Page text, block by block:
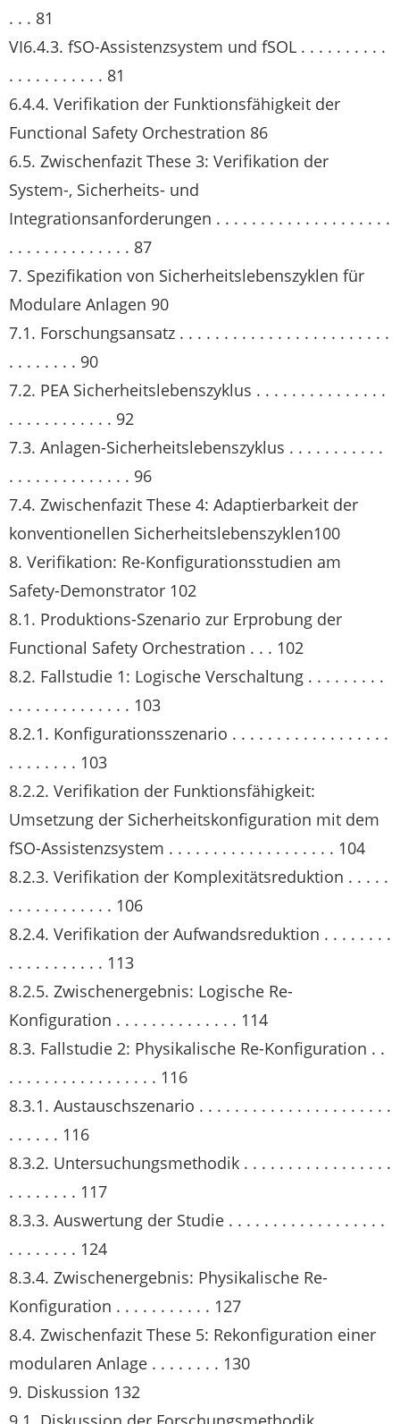
. . . 81
VI6.4.3. fSO-Assistenzsystem und fSOL . . . . . . . . . .
. . . . . . . . . . . 81
6.4.4. Verifikation der Funktionsfähigkeit der
Functional Safety Orchestration 86
6.5. Zwischenfazit These 3: Verifikation der
System-, Sicherheits- und
Integrationsanforderungen . . . . . . . . . . . . . . . . . . . .
. . . . . . . . . . . . . . 87
7. Spezifikation von Sicherheitslebenszyklen für
Modulare Anlagen 90
7.1. Forschungsansatz . . . . . . . . . . . . . . . . . . . . . . . .
. . . . . . . . 90
7.2. PEA Sicherheitslebenszyklus . . . . . . . . . . . . . . .
. . . . . . . . . . . . 92
7.3. Anlagen-Sicherheitslebenszyklus . . . . . . . . . . .
. . . . . . . . . . . . . . 96
7.4. Zwischenfazit These 4: Adaptierbarkeit der
konventionellen Sicherheitslebenszyklen100
8. Verifikation: Re-Konfigurationsstudien am
Safety-Demonstrator 102
8.1. Produktions-Szenario zur Erprobung der
Functional Safety Orchestration . . . 102
8.2. Fallstudie 1: Logische Verschaltung . . . . . . . . .
. . . . . . . . . . . . . . 103
8.2.1. Konfigurationsszenario . . . . . . . . . . . . . . . . . .
. . . . . . . . 103
8.2.2. Verifikation der Funktionsfähigkeit:
Umsetzung der Sicherheitskonfiguration mit dem
fSO-Assistenzsystem . . . . . . . . . . . . . . . . . . . 104
8.2.3. Verifikation der Komplexitätsreduktion . . . . .
. . . . . . . . . . . . 106
8.2.4. Verifikation der Aufwandsreduktion . . . . . . . .
. . . . . . . . . . . 113
8.2.5. Zwischenergebnis: Logische Re-
Konfiguration . . . . . . . . . . . . . . 114
8.3. Fallstudie 2: Physikalische Re-Konfiguration . .
. . . . . . . . . . . . . . . . . 116
8.3.1. Austauschszenario . . . . . . . . . . . . . . . . . . . . . .
. . . . . . 116
8.3.2. Untersuchungsmethodik . . . . . . . . . . . . . . . . .
. . . . . . . . 117
8.3.3. Auswertung der Studie . . . . . . . . . . . . . . . . . .
. . . . . . . . 124
8.3.4. Zwischenergebnis: Physikalische Re-
Konfiguration . . . . . . . . . . . 127
8.4. Zwischenfazit These 5: Rekonfiguration einer
modularen Anlage . . . . . . . . 130
9. Diskussion 132